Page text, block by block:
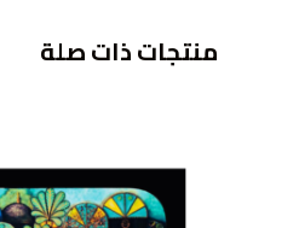
منتجات ذات صلة